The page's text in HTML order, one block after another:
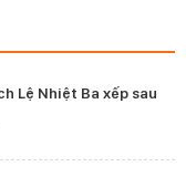
Lệ Nhiệt Ba xếp sau